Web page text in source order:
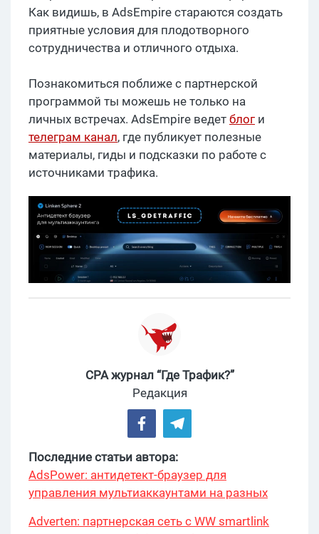
Как видишь, в AdsEmpire стараются создать
приятные условия для плодотворного
сотрудничества и отличного отдыха.
Познакомиться поближе с партнерской
программой ты можешь не только на
личных встречах. AdsEmpire ведет блог и
телеграм канал, где публикует полезные
материалы, гиды и подсказки по работе с
источниками трафика.
CPA журнал “Где Трафик?”
Редакция
Последние статьи автора:
AdsPower: антидетект-браузер для
управления мультиаккаунтами на разных
Adverten: партнерская сеть с WW smartlink